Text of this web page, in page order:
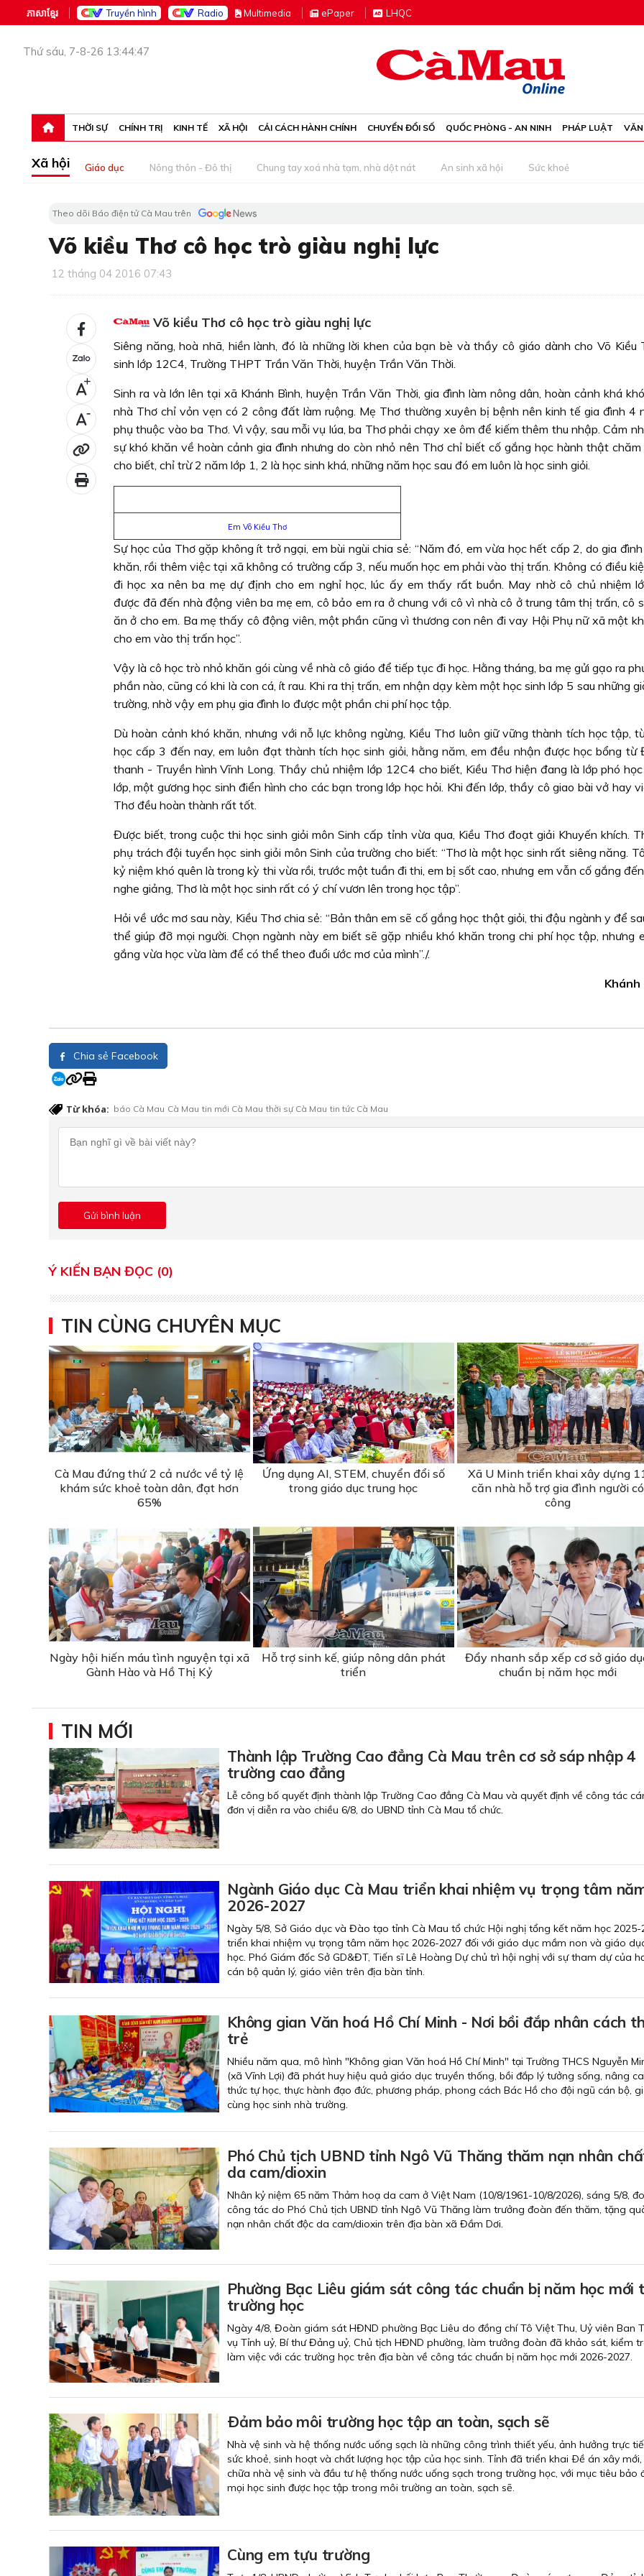
ភាសាខ្មែរ Truyền hình Radio Multimedia ePaper LHQC
Thứ sáu, 7-8-26 13:44:47
THỜI SỰ CHÍNH TRỊ KINH TẾ XÃ HỘI CẢI CÁCH HÀNH CHÍNH CHUYỂN ĐỔI SỐ QUỐC PHÒNG - AN NINH PHÁP LUẬT
Xã hội Giáo dục Nông thôn - Đô thị Chung tay xoá nhà tạm, nhà dột nát An sinh xã hội Sức khoẻ
Theo dõi Báo điện tử Cà Mau trên
Võ kiều Thơ cô học trò giàu nghị lực
12 tháng 04 2016 07:43
+
-
Võ kiều Thơ cô học trò giàu nghị lực
Siêng năng, hoà nhã, hiền lành, đó là những lời khen của bạn bè và thầy cô giáo dành cho Võ Kiều
sinh lớp 12C4, Trường THPT Trần Văn Thời, huyện Trần Văn Thời.
Sinh ra và lớn lên tại xã Khánh Bình, huyện Trần Văn Thời, gia đình làm nông dân, hoàn cảnh khá
nhà Thơ chỉ vỏn vẹn có 2 công đất làm ruộng. Mẹ Thơ thường xuyên bị bệnh nên kinh tế gia đình 4
phụ thuộc vào ba Thơ. Vì vậy, sau mỗi vụ lúa, ba Thơ phải chạy xe ôm để kiếm thêm thu nhập. Cảm
sự khó khăn về hoàn cảnh gia đình nhưng do còn nhỏ nên Thơ chỉ biết cố gắng học hành thật chăm
cho biết, chỉ trừ 2 năm lớp 1, 2 là học sinh khá, những năm học sau đó em luôn là học sinh giỏi.
Em Võ Kiều Thơ
Sự học của Thơ gặp không ít trở ngại, em bùi ngùi chia sẻ: “Năm đó, em vừa học hết cấp 2, do gia
khăn, rồi thêm việc tại xã không có trường cấp 3, nếu muốn học em phải vào thị trấn. Không có điều
đi học xa nên ba mẹ dự định cho em nghỉ học, lúc ấy em thấy rất buồn. May nhờ cô chủ nhiệm
được đã đến nhà động viên ba mẹ em, cô bảo em ra ở chung với cô vì nhà cô ở trung tâm thị trấn, cô
ăn ở cho em. Ba mẹ thấy cô động viên, một phần cũng vì thương con nên đi vay Hội Phụ nữ xã một
cho em vào thị trấn học”.
Vậy là cô học trò nhỏ khăn gói cùng về nhà cô giáo để tiếp tục đi học. Hằng tháng, ba mẹ gửi gạo ra
phần nào, cũng có khi là con cá, ít rau. Khi ra thị trấn, em nhận dạy kèm một học sinh lớp 5 sau những
trường, nhờ vậy em phụ gia đình lo được một phần chi phí học tập.
Dù hoàn cảnh khó khăn, nhưng với nỗ lực không ngừng, Kiều Thơ luôn giữ vững thành tích học tập,
học cấp 3 đến nay, em luôn đạt thành tích học sinh giỏi, hằng năm, em đều nhận được học bổng từ
thanh - Truyền hình Vĩnh Long. Thầy chủ nhiệm lớp 12C4 cho biết, Kiều Thơ hiện đang là lớp phó
lớp, một gương học sinh điển hình cho các bạn trong lớp học hỏi. Khi đến lớp, thầy cô giao bài vở hay
Thơ đều hoàn thành rất tốt.
Được biết, trong cuộc thi học sinh giỏi môn Sinh cấp tỉnh vừa qua, Kiều Thơ đoạt giải Khuyến khích.
phụ trách đội tuyển học sinh giỏi môn Sinh của trường cho biết: “Thơ là một học sinh rất siêng năng.
kỷ niệm khó quên là trong kỳ thi vừa rồi, trước một tuần đi thi, em bị sốt cao, nhưng em vẫn cố gắng
nghe giảng, Thơ là một học sinh rất có ý chí vươn lên trong học tập”.
Hỏi về ước mơ sau này, Kiều Thơ chia sẻ: “Bản thân em sẽ cố gắng học thật giỏi, thi đậu ngành y để
thể giúp đỡ mọi người. Chọn ngành này em biết sẽ gặp nhiều khó khăn trong chi phí học tập, nhưng
gắng vừa học vừa làm để có thể theo đuổi ước mơ của mình”./.
Khánh
Chia sẻ Facebook
Từ khóa: báo Cà Mau Cà Mau tin mới Cà Mau thời sự Cà Mau tin tức Cà Mau
Ý KIẾN BẠN ĐỌC (0)
TIN CÙNG CHUYÊN MỤC
Cà Mau đứng thứ 2 cả nước về tỷ lệ
khám sức khoẻ toàn dân, đạt hơn
65%
Ứng dụng AI, STEM, chuyển đổi số
trong giáo dục trung học
Xã U Minh triển khai xây dựng
căn nhà hỗ trợ gia đình người có
công
Ngày hội hiến máu tình nguyện tại xã
Gành Hào và Hồ Thị Kỷ
Hỗ trợ sinh kế, giúp nông dân phát
triển
Đẩy nhanh sắp xếp cơ sở giáo
chuẩn bị năm học mới
TIN MỚI
Thành lập Trường Cao đẳng Cà Mau trên cơ sở sáp nhập 4
trường cao đẳng
Lễ công bố quyết định thành lập Trường Cao đẳng Cà Mau và quyết định về công tác
đơn vị diễn ra vào chiều 6/8, do UBND tỉnh Cà Mau tổ chức.
Ngành Giáo dục Cà Mau triển khai nhiệm vụ trọng tâm
2026-2027
Ngày 5/8, Sở Giáo dục và Đào tạo tỉnh Cà Mau tổ chức Hội nghị tổng kết năm học 2025-
triển khai nhiệm vụ trọng tâm năm học 2026-2027 đối với giáo dục mầm non và giáo
học. Phó Giám đốc Sở GD&ĐT, Tiến sĩ Lê Hoàng Dự chủ trì hội nghị với sự tham dự của
cán bộ quản lý, giáo viên trên địa bàn tỉnh.
Không gian Văn hoá Hồ Chí Minh - Nơi bồi đắp nhân cách
trẻ
Nhiều năm qua, mô hình "Không gian Văn hoá Hồ Chí Minh" tại Trường THCS Nguyễn
(xã Vĩnh Lợi) đã phát huy hiệu quả giáo dục truyền thống, bồi đắp lý tưởng sống, nâng
thức tự học, thực hành đạo đức, phương pháp, phong cách Bác Hồ cho đội ngũ cán bộ,
cùng học sinh nhà trường.
Phó Chủ tịch UBND tỉnh Ngô Vũ Thăng thăm nạn nhân
da cam/dioxin
Nhân kỷ niệm 65 năm Thảm hoạ da cam ở Việt Nam (10/8/1961-10/8/2026), sáng 5/8,
công tác do Phó Chủ tịch UBND tỉnh Ngô Vũ Thăng làm trưởng đoàn đến thăm, tặng
nạn nhân chất độc da cam/dioxin trên địa bàn xã Đầm Dơi.
Phường Bạc Liêu giám sát công tác chuẩn bị năm học mới
trường học
Ngày 4/8, Đoàn giám sát HĐND phường Bạc Liêu do đồng chí Tô Việt Thu, Uỷ viên Ban
vụ Tỉnh uỷ, Bí thư Đảng uỷ, Chủ tịch HĐND phường, làm trưởng đoàn đã khảo sát, kiểm
làm việc với các trường học trên địa bàn về công tác chuẩn bị năm học mới 2026-2027.
Ðảm bảo môi trường học tập an toàn, sạch sẽ
Nhà vệ sinh và hệ thống nước uống sạch là những công trình thiết yếu, ảnh hưởng trực
sức khoẻ, sinh hoạt và chất lượng học tập của học sinh. Tỉnh đã triển khai Ðề án xây
chữa nhà vệ sinh và đầu tư hệ thống nước uống sạch trong trường học, với mục tiêu bảo
mọi học sinh được học tập trong môi trường an toàn, sạch sẽ.
Cùng em tựu trường